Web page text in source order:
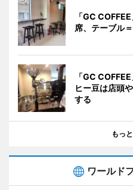
「GC
席、テーブル
「GC
ヒー豆は店頭
する
もっ
ワールド